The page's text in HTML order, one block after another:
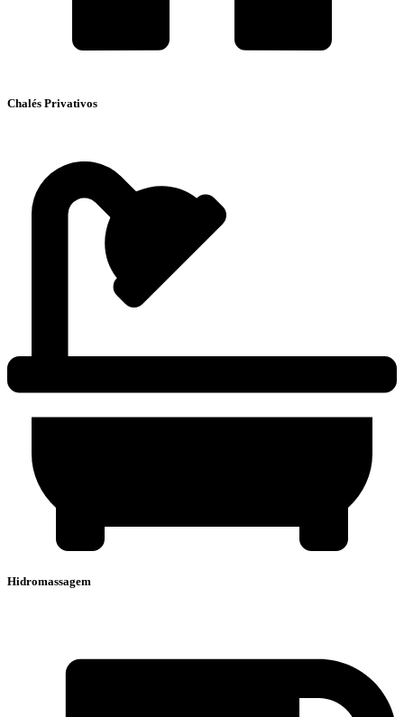
Chalés Privativos
Hidromassagem